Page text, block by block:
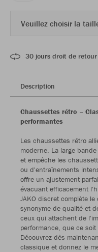
Veuillez choisir la
30 jours droit de retour
Description
Chaussettes rétro –
performantes
Les chaussettes rétro
moderne. La large
et empêche les
ou d'entraînements
offre un ajustement
évacuant efficacement
JAKO discret complète
synonyme de qualité et
ceux qui attachent de
performance, que ce
Découvrez dès
classique et donnez le